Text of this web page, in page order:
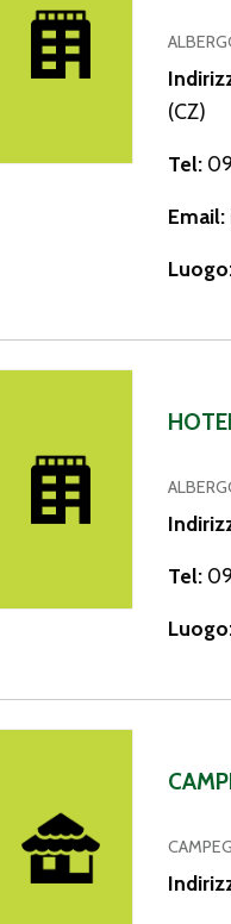
(CZ)
Tel:
Email:
Tel: